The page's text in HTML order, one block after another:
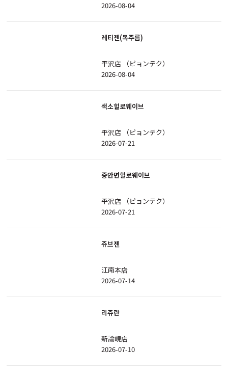
2026-08-04
레티젠(목주름)
平沢店 （ピョンテク）
2026-08-04
색소힐로웨이브
平沢店 （ピョンテク）
2026-07-21
중안면힐로웨이브
平沢店 （ピョンテク）
2026-07-21
쥬브젠
江南本店
2026-07-14
리쥬란
新論峴店
2026-07-10